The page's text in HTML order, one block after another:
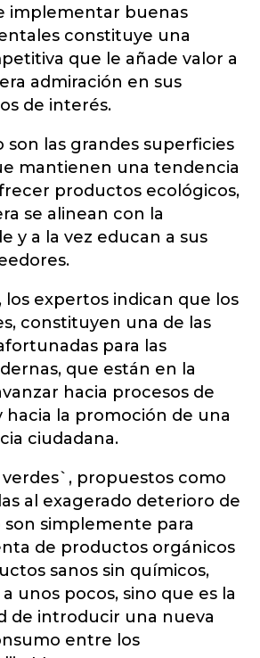
implementar buenas
constituye una
que le añade valor a
admiración en sus
de interés.
son las grandes superficies
mantienen una tendencia
productos ecológicos,
se alinean con la
y a la vez educan a sus
los expertos indican que los
constituyen una de las
para las
que están en la
hacia procesos de
hacia la promoción de una
ciudadana.
propuestos como
al exagerado deterioro de
son simplemente para
de productos orgánicos
sanos sin químicos,
unos pocos, sino que es la
de introducir una nueva
entre los